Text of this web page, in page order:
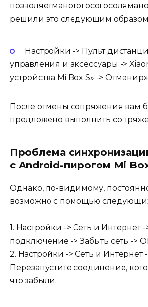
решили это следующим
Настройки -> Пульт
управления и аксессуары ->
устройства Mi Box S» ->
После отмены сопряжения вам
предложено выполнить
Проблема
с Android-пирогом Mi
Однако, по-видимому,
возможно с помощью
1. Настройки -> Сеть и Интернет
подключение -> Забыть сеть ->
2. Настройки -> Сеть и Интернет -
Перезапустите соединение,
что забыли.